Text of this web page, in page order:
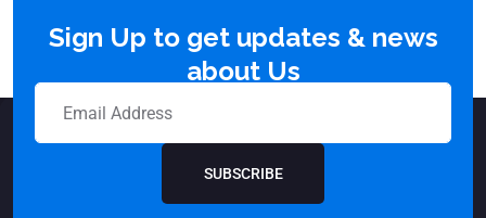
Sign Up to get updates & news
about Us
SUBSCRIBE